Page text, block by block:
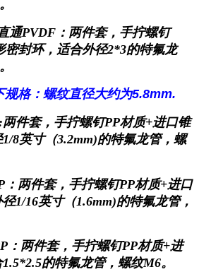
通PVDF： 两件套，手拧螺钉
密封环，适合外径2*3的特氟龙
格： 螺纹直径大约为5.8mm.
件套，手拧螺钉PP材质+进口锥
8英寸（3.2mm)的特氟龙管，螺
两件套，手拧螺钉PP材质+进口
1/16英寸（1.6mm)的特氟龙管，
： 两件套，手拧螺钉PP材质+进
的特氟龙管，螺纹M6。